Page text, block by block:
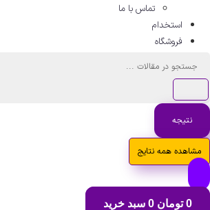
تماس با ما
استخدام
فروشگاه
جستجو
نتیجه
مشاهده همه نتایج
0 تومان 0 سبد خرید